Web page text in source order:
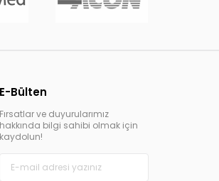
E-Bülten
Fırsatlar ve duyurularımız
hakkında bilgi sahibi olmak için
kaydolun!